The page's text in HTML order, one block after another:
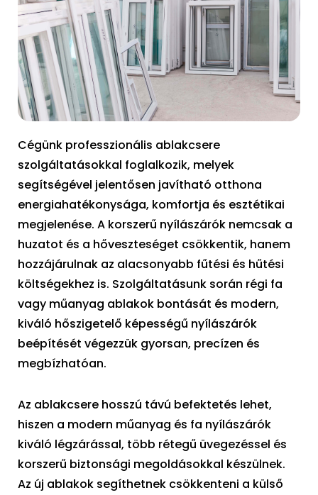
Cégünk professzionális ablakcsere
szolgáltatásokkal foglalkozik, melyek
segítségével jelentősen javítható otthona
energiahatékonysága, komfortja és esztétikai
megjelenése. A korszerű nyílászárók nemcsak a
huzatot és a hőveszteséget csökkentik, hanem
hozzájárulnak az alacsonyabb fűtési és hűtési
költségekhez is. Szolgáltatásunk során régi fa
vagy műanyag ablakok bontását és modern,
kiváló hőszigetelő képességű nyílászárók
beépítését végezzük gyorsan, precízen és
megbízhatóan.
Az ablakcsere hosszú távú befektetés lehet,
hiszen a modern műanyag és fa nyílászárók
kiváló légzárással, több rétegű üvegezéssel és
korszerű biztonsági megoldásokkal készülnek.
Az új ablakok segíthetnek csökkenteni a külső